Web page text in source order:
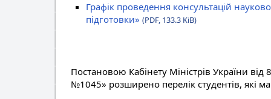
Графік проведення консультацій
підготовки» (PDF, 133.3 KiB)
Постановою Кабінету Міністрів України
№1045» розширено перелік студентів, які